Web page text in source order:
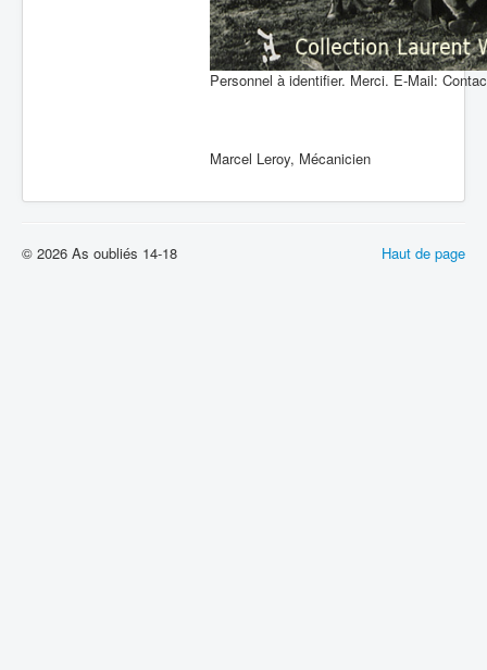
Personnel à identifier. Merci. E-Mail:
Marcel Leroy, Mécanicien
Haut de page
© 2026 As oubliés 14-18